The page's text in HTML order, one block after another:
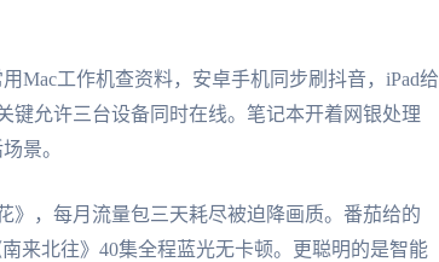
Mac工作机查资料，安卓手机同步刷抖音，iPad给
键允许三台设备同时在线。笔记本开着网银处理
景。
》，每月流量包三天耗尽被迫降画质。番茄给的
来北往》40集全程蓝光无卡顿。更聪明的是智能